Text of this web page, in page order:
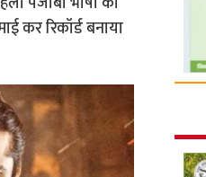
कर रिकॉर्ड बनाया